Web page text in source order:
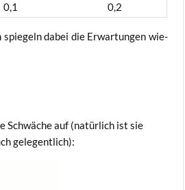
0,1 0,2
dabei die Erwar­tun­gen wie­
Schwä­che auf (natür­lich ist sie
gelegentlich):